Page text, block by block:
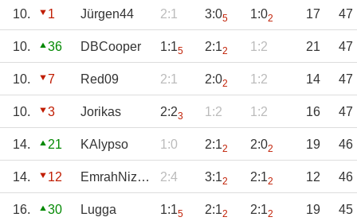
10. 1 Jürgen44 2:1 3:05 1:02 17 47
10. 36 DBCooper 1:15 2:12 1:2 21 47
10. 7 Red09 2:1 2:02 1:2 14 47
10. 3 Jorikas 2:23 1:2 1:2 16 47
14. 21 KAlypso 1:0 2:12 2:02 19 46
14. 12 EmrahNizam 2:4 3:12 2:12 12 46
16. 30 Lugga 1:15 2:12 2:12 19 45